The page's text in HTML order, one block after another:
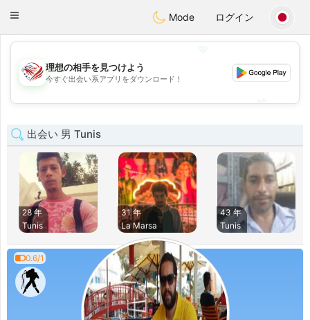
StatesDating
Toggle
Mode ログイン
💖
💕
理想の相手を見つけよう
今すぐ出会い系アプリをダウンロード！
出会い 男 Tunis
28 年
Tunis
31 年
La Marsa
43 年
Tunis
0.6/1